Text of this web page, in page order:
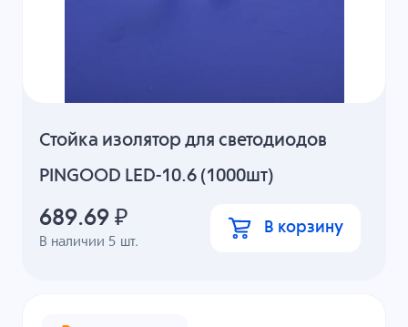
Стойка изолятор для светодиодов
PINGOOD LED-10.6 (1000шт)
В наличии 5 шт.
689.69 ₽ В корзину